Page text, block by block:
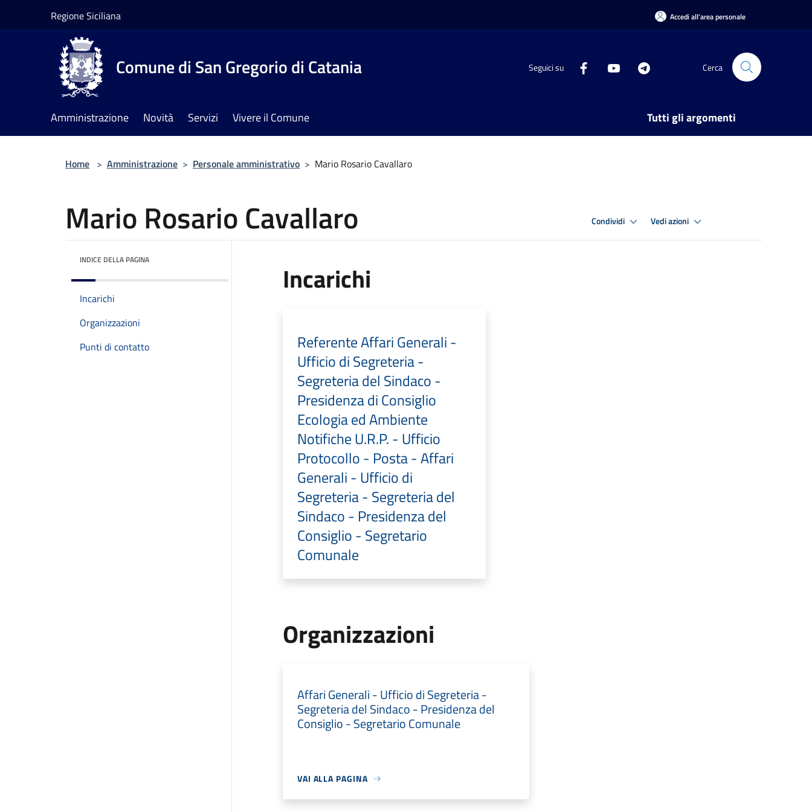
Regione Siciliana Accedi all'area personale
Comune di San Gregorio di Catania Seguici su Cerca
Amministrazione Novità Servizi Vivere il Comune Tutti gli argomenti
Home > Amministrazione > Personale amministrativo > Mario Rosario Cavallaro
Mario Rosario Cavallaro Condividi Vedi azioni
INDICE DELLA PAGINA
Incarichi
Organizzazioni
Punti di contatto
Incarichi
Referente Affari Generali -
Ufficio di Segreteria -
Segreteria del Sindaco -
Presidenza di Consiglio
Ecologia ed Ambiente
Notifiche U.R.P. - Ufficio
Protocollo - Posta - Affari
Generali - Ufficio di
Segreteria - Segreteria del
Sindaco - Presidenza del
Consiglio - Segretario
Comunale
Organizzazioni
Affari Generali - Ufficio di Segreteria -
Segreteria del Sindaco - Presidenza del
Consiglio - Segretario Comunale
VAI ALLA PAGINA